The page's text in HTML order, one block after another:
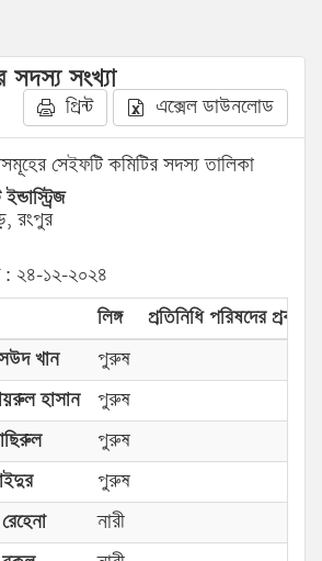
সদস্য সংখ্যা
প্রিন্ট এক্সেল ডাউনলোড
সেইফটি কমিটির সদস্য তালিকা
রংপুর
: ২৪-১২-২০২৪
লিঙ্গ
প্রতিনিধি পরিষদের প্রকার
খান
পুরুষ
হাসান
পুরুষ
পুরুষ
পুরুষ
নারী